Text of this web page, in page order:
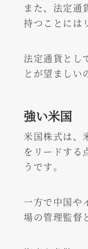
また、法定通
持つことには
法定通貨とし
とが望ましい
強い米国
米国株式は、
をリードする
うです。
一方で中国や
場の管理監督